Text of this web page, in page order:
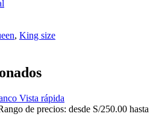
, King size
Vista rápida
de precios: desde S/250.00 hasta